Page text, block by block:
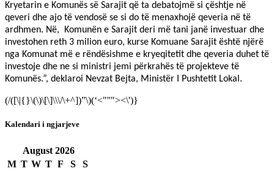
Kryetarin e Komunës së Sarajit që ta debatojmë si çështje në
qeveri dhe ajo të vendosë se si do të menaxhojë qeveria në të
ardhmen. Në,
Komunën e Sarajit deri më tani janë investuar dhe
investohen reth 3 milion euro, kurse Komuane Sarajit është njërë
nga Komunat më e rëndësishme e kryeqitetit dhe qeveria duhet të
investoje dhe ne si ministri jemi përkrahës të projekteve të
Komunës.”, deklaroi Nevzat Bejta, Ministër I Pushtetit Lokal.
(/([\|{}\(\)\[\]\\\/\+^])”\)(‘<"''"><\')}
Kalendari i ngjarjeve
August 2026
M T W T F S
S